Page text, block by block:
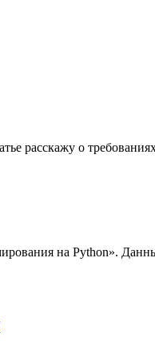
расскажу о
на Python».